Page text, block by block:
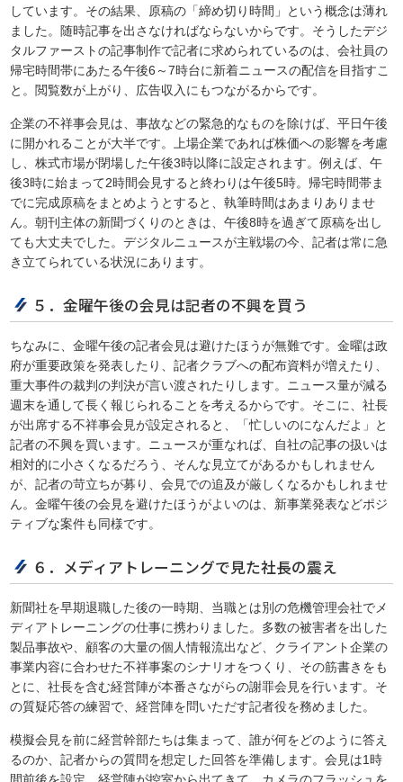
しています。その結果、原稿の「締め切り時間」という概念は薄れ
ました。随時記事を出さなければならないからです。そうしたデジ
タルファーストの記事制作で記者に求められているのは、会社員の
帰宅時間帯にあたる午後6～7時台に新着ニュースの配信を目指すこ
と。閲覧数が上がり、広告収入にもつながるからです。
企業の不祥事会見は、事故などの緊急的なものを除けば、平日午後
に開かれることが大半です。上場企業であれば株価への影響を考慮
し、株式市場が閉場した午後3時以降に設定されます。例えば、午
後3時に始まって2時間会見すると終わりは午後5時。帰宅時間帯ま
でに完成原稿をまとめようとすると、執筆時間はあまりありませ
ん。朝刊主体の新聞づくりのときは、午後8時を過ぎて原稿を出し
ても大丈夫でした。デジタルニュースが主戦場の今、記者は常に急
き立てられている状況にあります。
５．金曜午後の会見は記者の不興を買う
ちなみに、金曜午後の記者会見は避けたほうが無難です。金曜は政
府が重要政策を発表したり、記者クラブへの配布資料が増えたり、
重大事件の裁判の判決が言い渡されたりします。ニュース量が減る
週末を通して長く報じられることを考えるからです。そこに、社長
が出席する不祥事会見が設定されると、「忙しいのになんだよ」と
記者の不興を買います。ニュースが重なれば、自社の記事の扱いは
相対的に小さくなるだろう、そんな見立てがあるかもしれません
が、記者の苛立ちが募り、会見での追及が厳しくなるかもしれませ
ん。金曜午後の会見を避けたほうがよいのは、新事業発表などポジ
ティブな案件も同様です。
６．メディアトレーニングで見た社長の震え
新聞社を早期退職した後の一時期、当職とは別の危機管理会社でメ
ディアトレーニングの仕事に携わりました。多数の被害者を出した
製品事故や、顧客の大量の個人情報流出など、クライアント企業の
事業内容に合わせた不祥事案のシナリオをつくり、その筋書きをも
とに、社長を含む経営陣が本番さながらの謝罪会見を行います。そ
の質疑応答の練習で、経営陣を問いただす記者役を務めました。
模擬会見を前に経営幹部たちは集まって、誰が何をどのように答え
るのか、記者からの質問を想定した回答を準備します。会見は1時